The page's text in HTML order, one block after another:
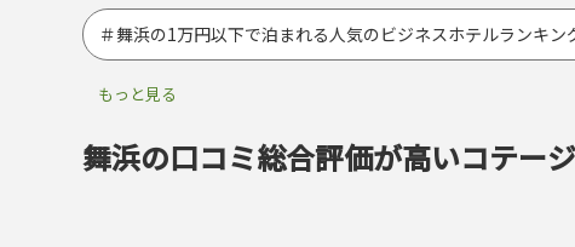
＃舞浜の1万円以下で泊まれる人気のビジネスホテルランキン
舞浜の口コミ総合評価が高いコテー